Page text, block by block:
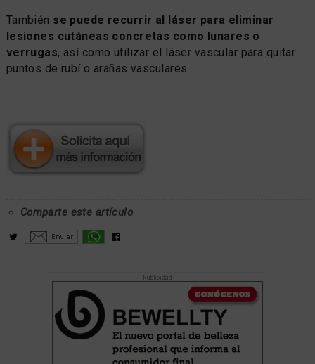
También se puede recurrir al láser para eliminar
lesiones cutáneas concretas como lunares o
verrugas, así como utilizar el láser vascular para quitar
puntos de rubí o arañas vasculares.
Comparte este artículo